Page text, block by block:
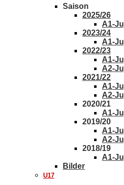
Saison
2025/26
A1-
2023/24
A1-
2022/23
A1-
A2-
2021/22
A1-
A2-
2020/21
A1-
2019/20
A1-
A2-
2018/19
A1-
Bilder
U17